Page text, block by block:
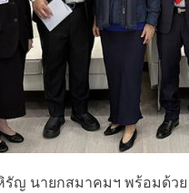
ญ นายกสมาคมฯ พร้อมด้ว